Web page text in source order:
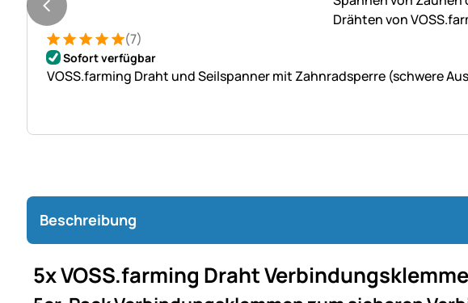
Bewertung: 5 von 5 (7 Bewertungen)
7 Bewertungen(7)
Sofort verfügbar
VOSS.farming Draht und Seilspanner mit Zahnradsperre (schwere
Beschreibung
5x VOSS.farming Draht